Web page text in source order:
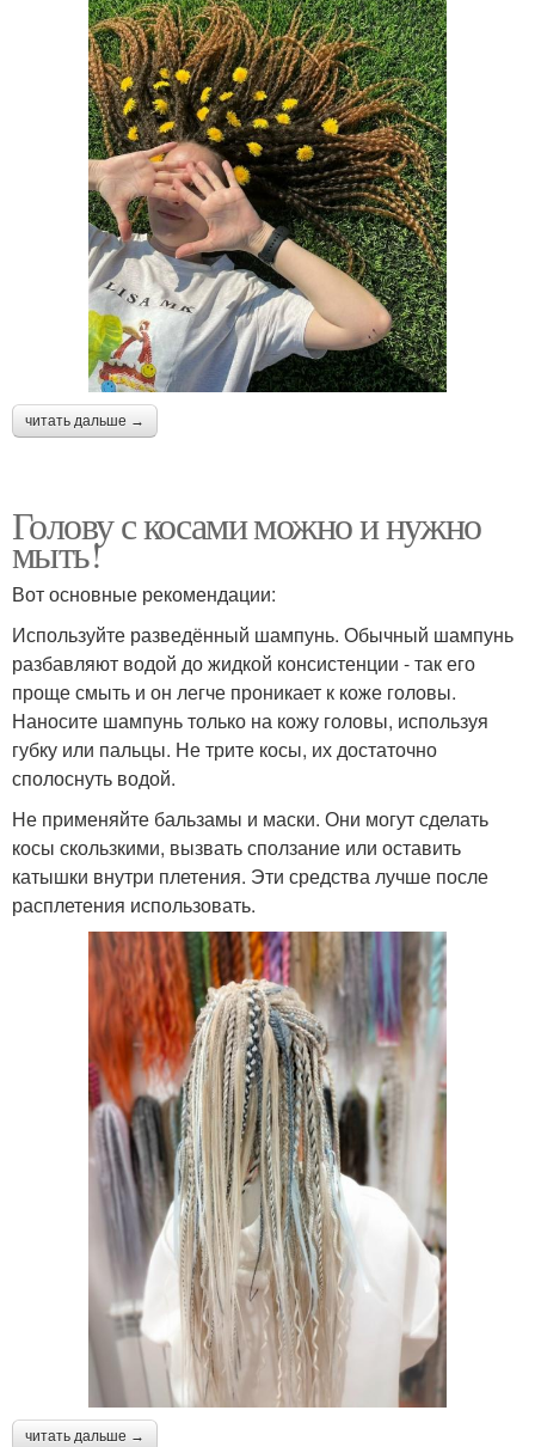
читать дальше →
Голову с косами можно и нужно
мыть!
Вот основные рекомендации:
Используйте разведённый шампунь. Обычный шампунь
разбавляют водой до жидкой консистенции - так его
проще смыть и он легче проникает к коже головы.
Наносите шампунь только на кожу головы, используя
губку или пальцы. Не трите косы, их достаточно
сполоснуть водой.
Не применяйте бальзамы и маски. Они могут сделать
косы скользкими, вызвать сползание или оставить
катышки внутри плетения. Эти средства лучше после
расплетения использовать.
читать дальше →